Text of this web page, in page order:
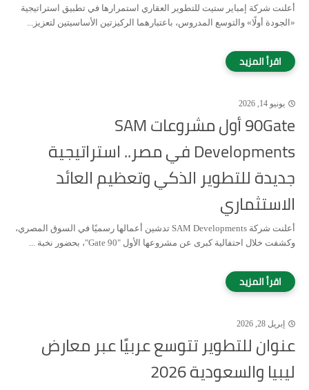
أعلنت شركة إمباير ستيت للتطوير العقاري استمرارها في تطبيق استراتيجية
«الجودة أولًا» والتوسع المدروس، باعتبارهما الركيزتين الأساسيتين لتعزيز...
يونيو 14, 2026
90Gate أول مشروعات SAM
Developments في مصر.. استراتيجية
جديدة للتطوير الذكي وتعظيم العائد
الاستثماري
أعلنت شركة SAM Developments تدشين أعمالها رسميًا في السوق المصري،
وكشفت خلال احتفالية كبرى عن مشروعها الأول "Gate 90"، بحضور نخبة ...
إبريل 28, 2026
عنوان للتطوير تتوسع عربيًا عبر معارض
ليبيا والسعودية 2026